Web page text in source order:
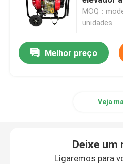
Geradores da soldadura de
Geradores de solda
Gerador elétrico portátil
luta
MOQ：
unidades
Melhor preço
Veja
Deixe um
Ligaremos para